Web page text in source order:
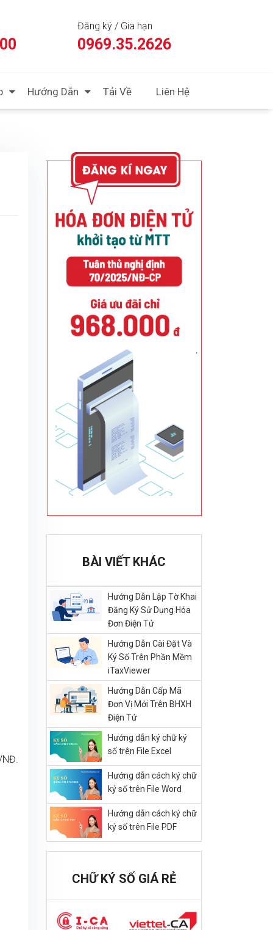
Đăng ký / Gia hạn
0969.35.2626
Hướng Dẫn Tải Về Liên Hệ
BÀI VIẾT KHÁC
Hướng Dẫn Lập Tờ Khai
Đăng Ký Sử Dụng Hóa
Đơn Điện Tử
Hướng Dẫn Cài Đặt Và
Ký Số Trên Phần Mềm
iTaxViewer
Hướng Dẫn Cấp Mã
Đơn Vị Mới Trên BHXH
Điện Tử
Hướng dẫn ký chữ ký
số trên File Excel
Hướng dẫn cách ký chữ
ký số trên File Word
Hướng dẫn cách ký chữ
ký số trên File PDF
CHỮ KÝ SỐ GIÁ RẺ